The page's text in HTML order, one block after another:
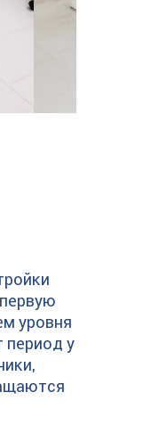
уровня
период у